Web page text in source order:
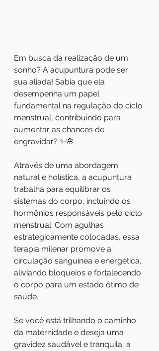
Em busca da realização de um
sonho? A acupuntura pode ser
sua aliada! Sabia que ela
desempenha um papel
fundamental na regulação do ciclo
menstrual, contribuindo para
aumentar as chances de
engravidar? ✨🌸
Através de uma abordagem
natural e holística, a acupuntura
trabalha para equilibrar os
sistemas do corpo, incluindo os
hormônios responsáveis pelo ciclo
menstrual. Com agulhas
estrategicamente colocadas, essa
terapia milenar promove a
circulação sanguínea e energética,
aliviando bloqueios e fortalecendo
o corpo para um estado ótimo de
saúde.
Se você está trilhando o caminho
da maternidade e deseja uma
gravidez saudável e tranquila, a